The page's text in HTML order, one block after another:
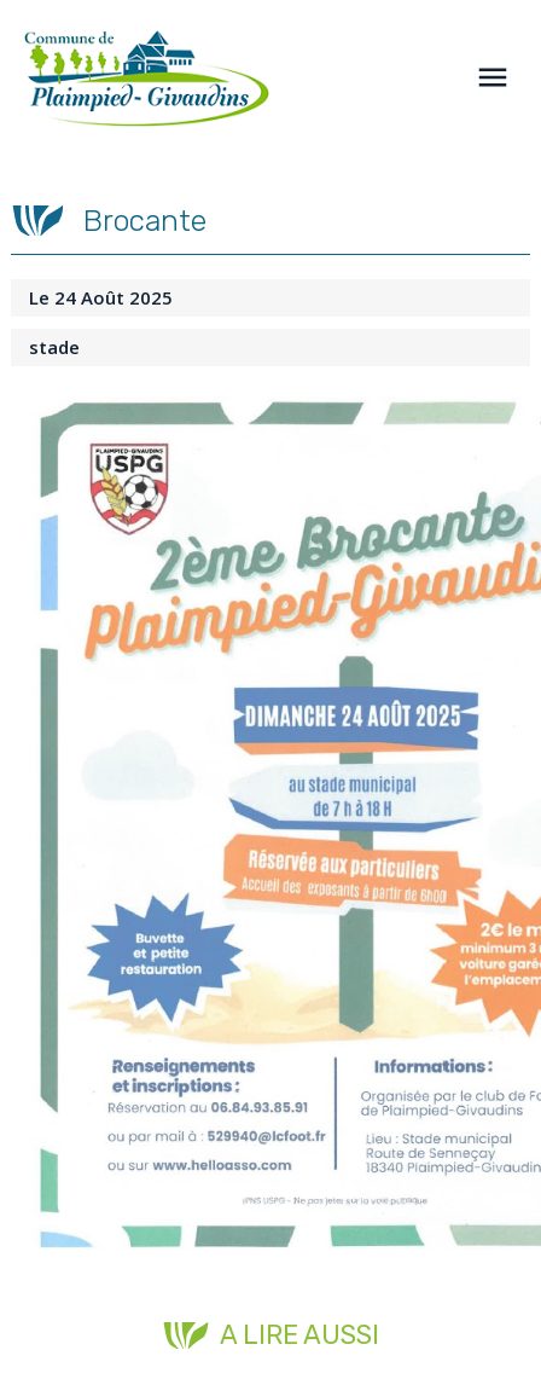
menu
Brocante
Le 24 Août 2025
stade
A LIRE AUSSI